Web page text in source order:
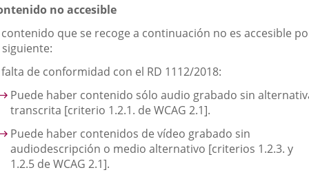
no accesible
contenido que se recoge a continuación no es accesible
de conformidad con el RD 1112/2018:
Puede haber contenido sólo audio grabado sin
transcrita [criterio 1.2.1. de WCAG 2.1].
Puede haber contenidos de vídeo grabado sin
audiodescripción o medio alternativo [criterios 1.2.3. y
1.2.5 de WCAG 2.1].